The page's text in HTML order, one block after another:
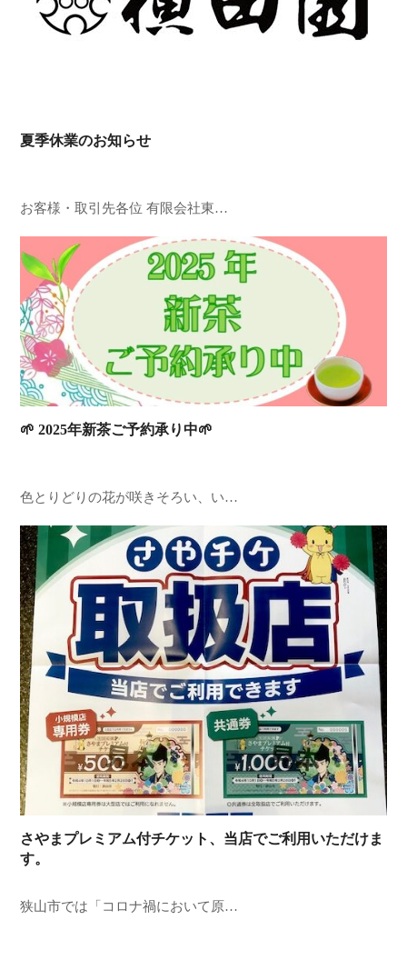
夏季休業のお知らせ
お客様・取引先各位 有限会社東…
🌱 2025年新茶ご予約承り中🌱
色とりどりの花が咲きそろい、い…
さやまプレミアム付チケット、当店でご利用いただけま
す。
狭山市では「コロナ禍において原…